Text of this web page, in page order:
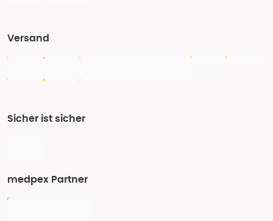
Versand
Sicher ist sicher
medpex Partner